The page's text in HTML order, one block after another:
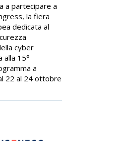
a partecipare a
la fiera
dedicata al
cyber
alla 15°
a
22 al 24 ottobre